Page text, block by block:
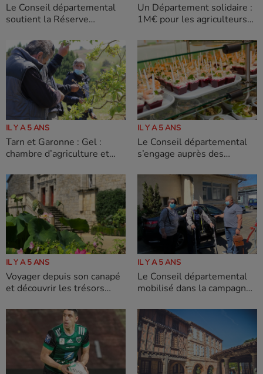
Le Conseil départemental
soutient la Réserve
Un Département solidaire :
1M€ pour les agriculteurs
associations
IL Y A 5 ANS
Tarn et Garonne : Gel :
chambre d’agriculture et
auprès des agriculteurs
sinistrés
IL Y A 5 ANS
Le Conseil départemental
s’engage auprès des
alimentation de qualité.
IL Y A 5 ANS
Voyager depuis son canapé
et découvrir les trésors
Garonne inattendu !
IL Y A 5 ANS
Le Conseil départemental
mobilisé dans la campagne
pour lutter contre la Covid-
19